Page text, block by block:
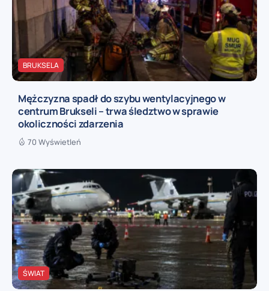
BRUKSELA
Mężczyzna spadł do szybu wentylacyjnego w
centrum Brukseli – trwa śledztwo w sprawie
okoliczności zdarzenia
70 Wyświetleń
ŚWIAT